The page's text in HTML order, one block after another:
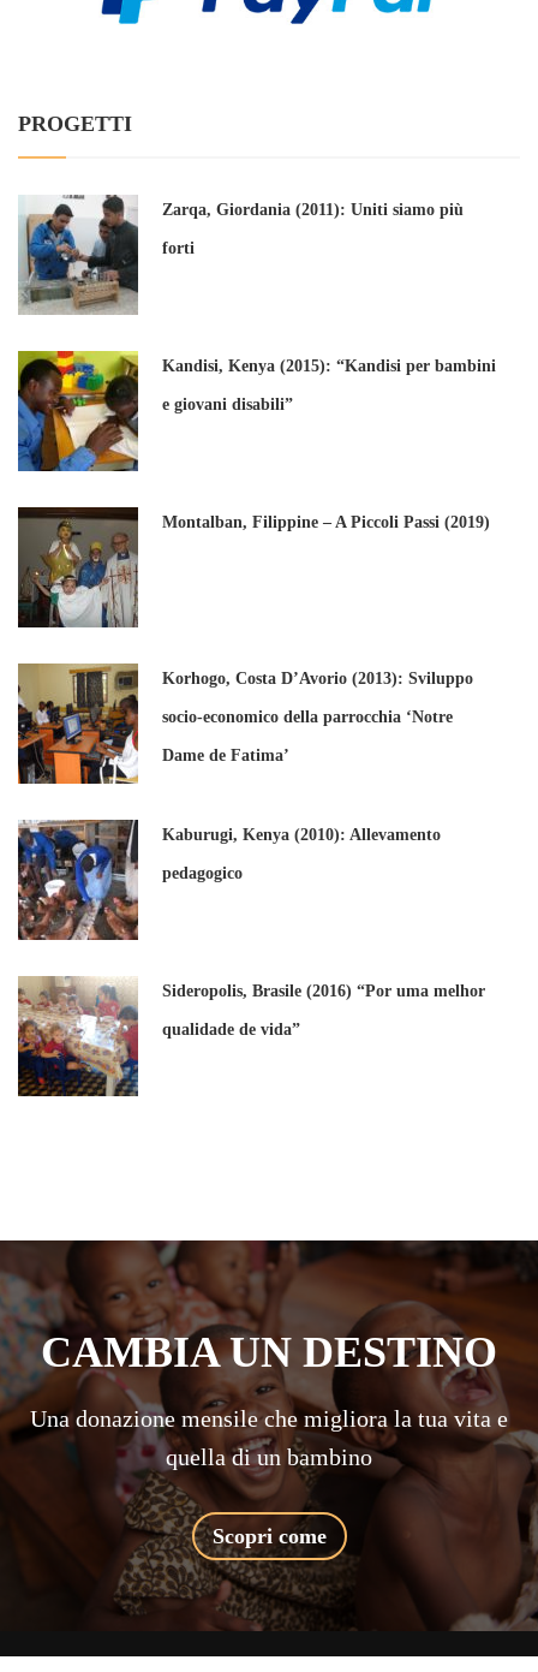
PROGETTI
Zarqa, Giordania (2011): Uniti siamo più
forti
Kandisi, Kenya (2015): “Kandisi per bambini
e giovani disabili”
Montalban, Filippine – A Piccoli Passi (2019)
Korhogo, Costa D’Avorio (2013): Sviluppo
socio-economico della parrocchia ‘Notre
Dame de Fatima’
Kaburugi, Kenya (2010): Allevamento
pedagogico
Sideropolis, Brasile (2016) “Por uma melhor
qualidade de vida”
CAMBIA UN DESTINO
Una donazione mensile che migliora la tua vita e
quella di un bambino
Scopri come